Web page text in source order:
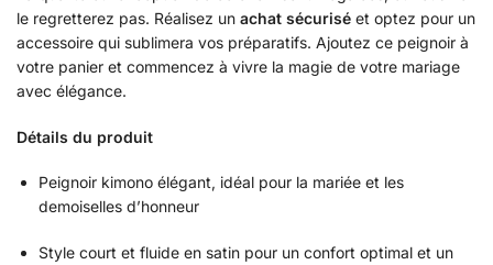
le regretterez pas. Réalisez un achat sécurisé et optez pour un
accessoire qui sublimera vos préparatifs. Ajoutez ce peignoir à
votre panier et commencez à vivre la magie de votre mariage
avec élégance.
Détails du produit
Peignoir kimono élégant, idéal pour la mariée et les
demoiselles d’honneur
Style court et fluide en satin pour un confort optimal et un